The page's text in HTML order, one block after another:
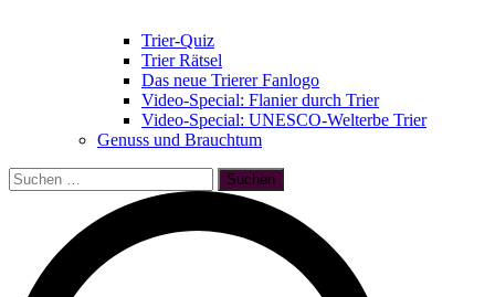
Trier-Quiz
Trier Rätsel
Das neue Trierer Fanlogo
Video-Special: Flanier durch Trier
Video-Special: UNESCO-Welterbe Trier
Genuss und Brauchtum
Suchen
nach: